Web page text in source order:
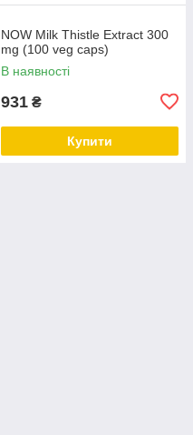
NOW Milk Thistle Extract 300
mg (100 veg caps)
В наявності
931 ₴
Купити